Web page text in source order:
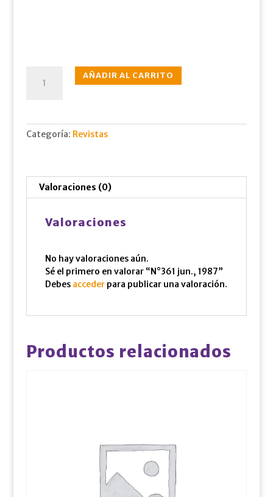
jun.,
AÑADIR AL CARRITO
Categoría: Revistas
Valoraciones (0)
Valoraciones
No hay valoraciones aún.
Sé el primero en valorar “N°361 jun., 1987”
Debes accederpara publicar una valoración.
Productos relacionados